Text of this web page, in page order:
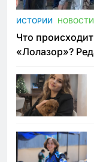
ИСТОРИИ
Что
«Лолазор»?